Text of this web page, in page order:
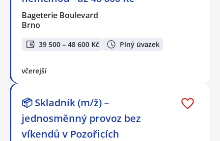
Bageterie Boulevard
Brno
39 500 – 48 600 Kč Plný úvazek
včerejší
📦 Skladník (m/ž) –
jednosměnný provoz bez
víkendů v Pozořicích